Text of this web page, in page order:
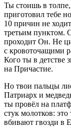
Ты стоишь в
приготовил тебе
10 причин не
третьим пунктом.
проходит Он. Не
с кровоточащими
Кого ты в детстве
на Причастие.
Но твои пальцы
Патриарх и
ты провёл на
стук молотков:
вбивают гвозди в